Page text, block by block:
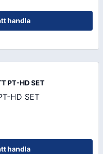
handla
PT-HD SET
HD SET
handla